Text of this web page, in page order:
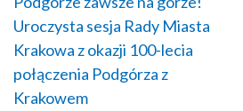
Uroczysta sesja Rady Miasta
Krakowa z okazji 100-lecia
połączenia Podgórza z
Krakowem